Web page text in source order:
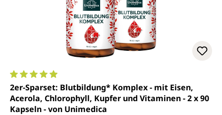
Durchschnittliche Bewertung von 4.9 von 5 Sternen
2er-Sparset: Blutbildung* Komplex - mit Eisen,
Acerola, Chlorophyll, Kupfer und Vitaminen - 2 x 90
Kapseln - von Unimedica